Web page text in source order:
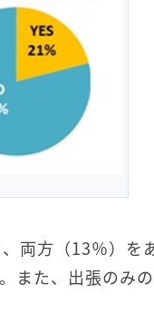
両方（13％）を
また、出張のみ